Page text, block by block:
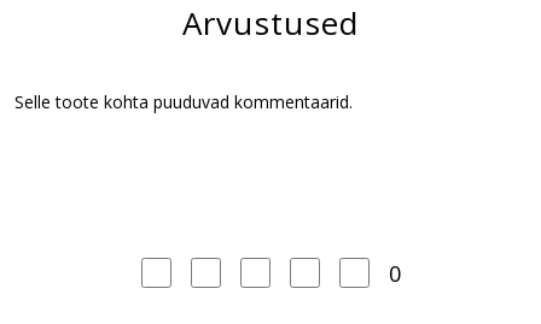
Arvustused
Selle toote kohta puuduvad kommentaarid.
0